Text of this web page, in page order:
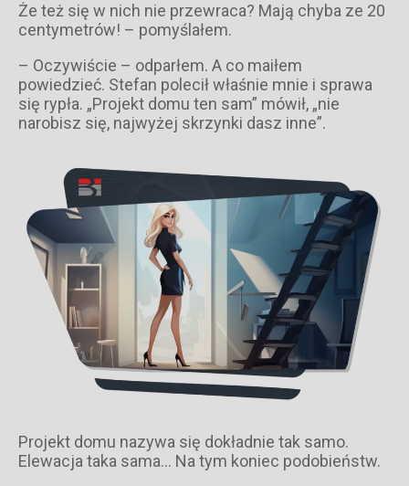
Że też się w nich nie przewraca? Mają chyba ze 20
centymetrów! – pomyślałem.
– Oczywiście – odparłem. A co maiłem
powiedzieć. Stefan polecił właśnie mnie i sprawa
się rypła. „Projekt domu ten sam” mówił, „nie
narobisz się, najwyżej skrzynki dasz inne”.
Projekt domu nazywa się dokładnie tak samo.
Elewacja taka sama… Na tym koniec podobieństw.